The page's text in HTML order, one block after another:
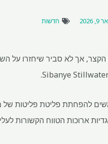
חדשות
הקצר, אך לא סביר שיחזרו על
להפחתת פליטת פליטות של